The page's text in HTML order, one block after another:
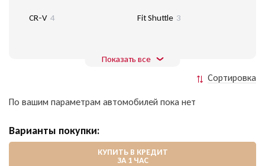
CR-V 4 Fit Shuttle 3
Показать все
Сортировка
По вашим параметрам автомобилей пока нет
Варианты покупки:
КУПИТЬ В КРЕДИТ
ЗА 1 ЧАС